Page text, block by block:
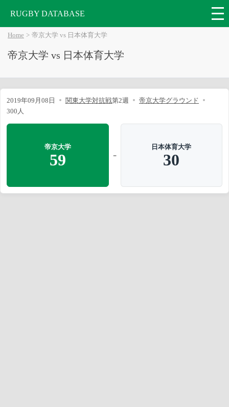
RUGBY DATABASE
Home 帝京大学 vs 日本体育大学
帝京大学 vs 日本体育大学
2019年09月08日 関東大学対抗戦第2週
帝京大学グラウンド
300人
帝京大学
59 -
日本体育大学
30